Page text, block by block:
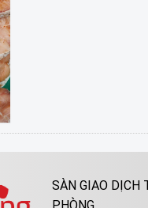
SÀN GIAO DỊCH